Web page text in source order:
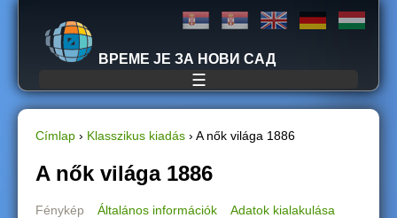
Jump to navigation
ВРЕМЕ ЈЕ ЗА НОВИ САД
☰
J
e
Címlap › Klasszikus kiadás › A nők világa 1886
A nők világa 1886
Fénykép Általános információk
Adatok kialakulása